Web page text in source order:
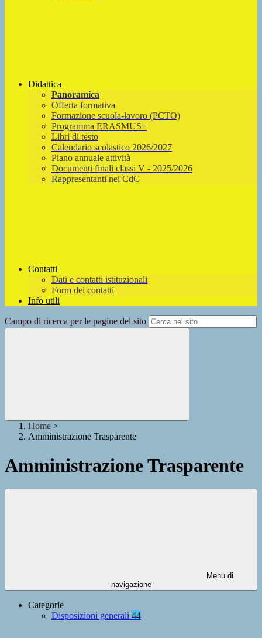
Didattica
Panoramica
Offerta formativa
Formazione scuola-lavoro (PCTO)
Programma ERASMUS+
Libri di testo
Calendario scolastico 2026/2027
Piano annuale attività
Documenti finali classi V - 2025/2026
Rappresentanti nei CdC
Contatti
Dati e contatti istituzionali
Form dei contatti
Info utili
Campo di ricerca per le pagine del sito
Home >
Amministrazione Trasparente
Amministrazione Trasparente
Menu di
navigazione
Categorie
Disposizioni generali 44